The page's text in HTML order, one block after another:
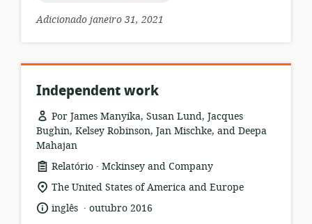
Adicionado janeiro 31, 2021
Independent work
Por James Manyika, Susan Lund, Jacques
Bughin, Kelsey Robinson, Jan Mischke, and Deepa
Mahajan
formato
de
recurso:
Relatório .
Editor:Mckinsey and Company
local
de
relevância:
The United States of America and Europe
idioma:
inglês .
dataoutubro 2016